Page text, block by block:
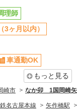
理師
3ヶ月以内）
車通勤OK
もっと見る
崎市 なか卯 1国岡崎矢
名古屋本線 矢作橋駅